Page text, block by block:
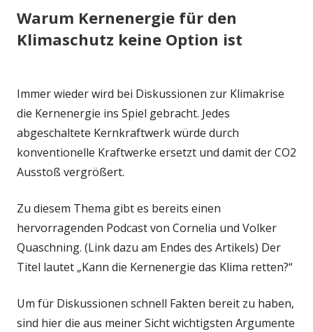
Warum Kernenergie für den
Klimaschutz keine Option ist
Immer wieder wird bei Diskussionen zur Klimakrise
die Kernenergie ins Spiel gebracht. Jedes
abgeschaltete Kernkraftwerk würde durch
konventionelle Kraftwerke ersetzt und damit der CO2
Ausstoß vergrößert.
Zu diesem Thema gibt es bereits einen
hervorragenden Podcast von Cornelia und Volker
Quaschning. (Link dazu am Endes des Artikels) Der
Titel lautet „Kann die Kernenergie das Klima retten?“
Um für Diskussionen schnell Fakten bereit zu haben,
sind hier die aus meiner Sicht wichtigsten Argumente